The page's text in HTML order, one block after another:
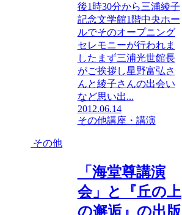
後1時30分から三浦綾子
記念文学館1階中央ホー
ルでそのオープニング
セレモニーが行われま
したまず三浦光世館長
がご挨拶し星野富弘さ
んと綾子さんの出会い
など思い出...
2012.06.14
その他講座・講演
その他
「海堂尊講演
会」と『丘の上
の邂逅』の出版